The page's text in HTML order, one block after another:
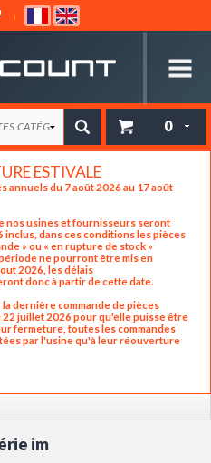
0
ESTIVALE
annuels du 7 août 2026 au 17 août
nos usines et fournisseurs seront
inclus, dans ces conditions les pièces
» ou « en rupture de stock »
ne pourront être mis en
2026, les délais
donc à partir de cette date.
dernière commande de pièces
22 juillet 2026 pour qu'elle puisse être
fermeture, toutes les commandes
par l'usine qu'à leur réouverture
im